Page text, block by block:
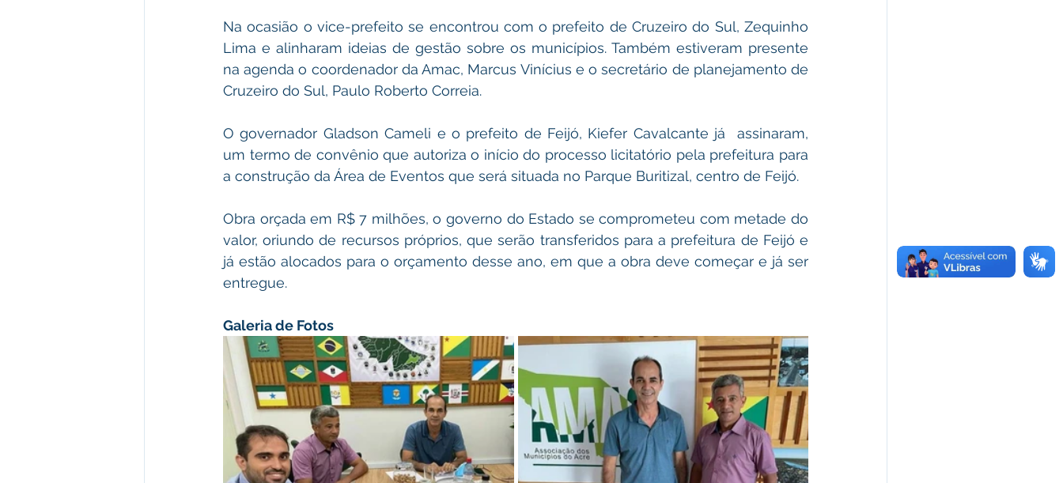
Na ocasião o vice-prefeito se encontrou com o prefeito de Cruzeiro do Sul, Zequinho
Lima e alinharam ideias de gestão sobre os municípios. Também estiveram presente
na agenda o coordenador da Amac, Marcus Vinícius e o secretário de planejamento de
Cruzeiro do Sul, Paulo Roberto Correia.
O governador Gladson Cameli e o prefeito de Feijó, Kiefer Cavalcante já  assinaram,
um termo de convênio que autoriza o início do processo licitatório pela prefeitura para
a construção da Área de Eventos que será situada no Parque Buritizal, centro de Feijó.
Obra orçada em R$ 7 milhões, o governo do Estado se comprometeu com metade do
valor, oriundo de recursos próprios, que serão transferidos para a prefeitura de Feijó e
já estão alocados para o orçamento desse ano, em que a obra deve começar e já ser
entregue.
Galeria de Fotos